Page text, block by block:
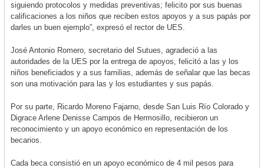
siguiendo protocolos y medidas preventivas; felicito por sus buenas
calificaciones a los niños que reciben estos apoyos y a sus papás por
darles un buen ejemplo”, expresó el rector de UES.
José Antonio Romero, secretario del Sutues, agradeció a las
autoridades de la UES por la entrega de apoyos, felicitó a las y los
niños beneficiados y a sus familias, además de señalar que las becas
son una motivación para las y los estudiantes y sus papás.
Por su parte, Ricardo Moreno Fajarno, desde San Luis Río Colorado y
Digrace Arlene Denisse Campos de Hermosillo, recibieron un
reconocimiento y un apoyo económico en representación de los
becarios.
Cada beca consistió en un apoyo económico de 4 mil pesos para